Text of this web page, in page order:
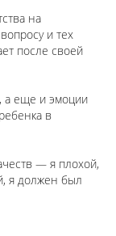
на
и тех
после своей
а еще и эмоции
в
— я плохой,
я должен был